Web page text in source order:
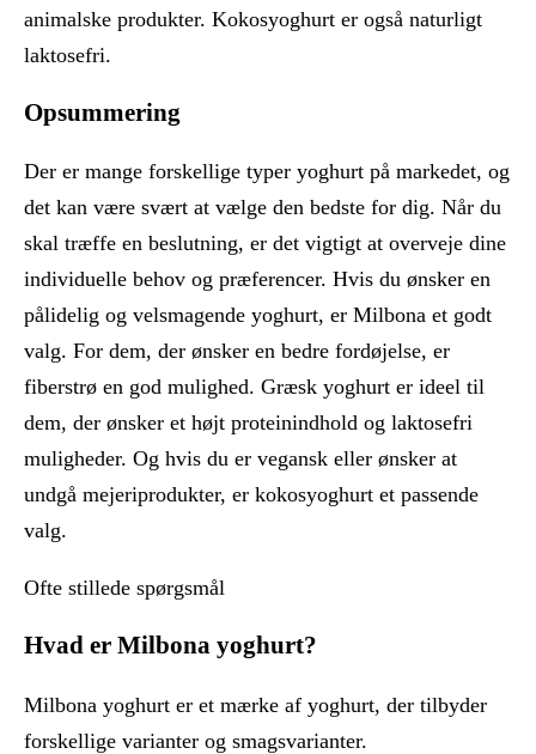
animalske produkter. Kokosyoghurt er også naturligt
laktosefri.
Opsummering
Der er mange forskellige typer yoghurt på markedet, og
det kan være svært at vælge den bedste for dig. Når du
skal træffe en beslutning, er det vigtigt at overveje dine
individuelle behov og præferencer. Hvis du ønsker en
pålidelig og velsmagende yoghurt, er Milbona et godt
valg. For dem, der ønsker en bedre fordøjelse, er
fiberstrø en god mulighed. Græsk yoghurt er ideel til
dem, der ønsker et højt proteinindhold og laktosefri
muligheder. Og hvis du er vegansk eller ønsker at
undgå mejeriprodukter, er kokosyoghurt et passende
valg.
Ofte stillede spørgsmål
Hvad er Milbona yoghurt?
Milbona yoghurt er et mærke af yoghurt, der tilbyder
forskellige varianter og smagsvarianter.